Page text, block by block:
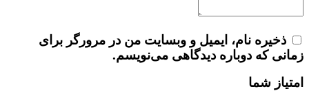
ذخیره نام، ایمیل و وبسایت من در مرورگر برای
زمانی که دوباره دیدگاهی می‌نویسم.
امتیاز شما